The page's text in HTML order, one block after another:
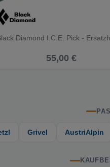
Diamond I.C.E. Pick -
55,00 €
Grivel AustriAlpin